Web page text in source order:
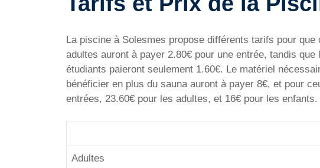
La piscine à Solesmes propose différents tarifs pour
adultes auront à payer 2.80€ pour une entrée, tandis
étudiants paieront seulement 1.60€. Le matériel
bénéficier en plus du sauna auront à payer 8€, et pour
entrées, 23.60€ pour les adultes, et 16€ pour les enfants.
Adultes